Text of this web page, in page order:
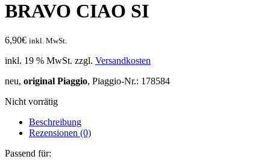
BRAVO CIAO SI
6,90€ inkl. MwSt.
inkl. 19 % MwSt. zzgl. Versandkosten
neu, original Piaggio, Piaggio-Nr.: 178584
Nicht vorrätig
Beschreibung
Rezensionen (0)
Passend für: